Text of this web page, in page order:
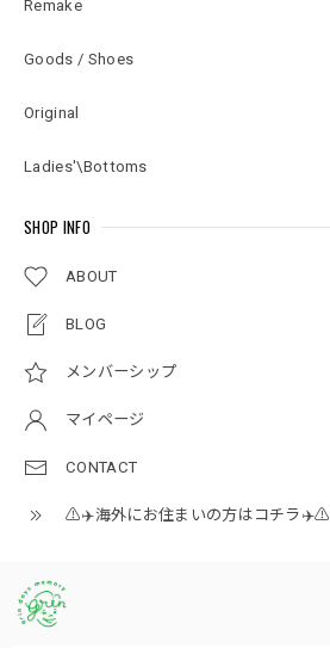
Remake
Goods / Shoes
Original
Ladies'\Bottoms
SHOP INFO
ABOUT
BLOG
メンバーシップ
マイページ
CONTACT
⚠️✈️海外にお住まいの方はコチラ✈️⚠️